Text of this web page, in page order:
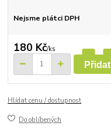
Nejsme plátci DPH
180 Kč/ks
Hlídat cenu / dostupnost
Do oblíbených